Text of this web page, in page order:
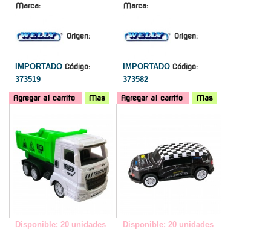
Marca:
Origen:
IMPORTADO Código:
373519
Agregar al carrito Mas
Marca:
Origen:
IMPORTADO Código:
373582
Agregar al carrito
Mas
Disponible: 20 unidades Disponible: 20 unidades